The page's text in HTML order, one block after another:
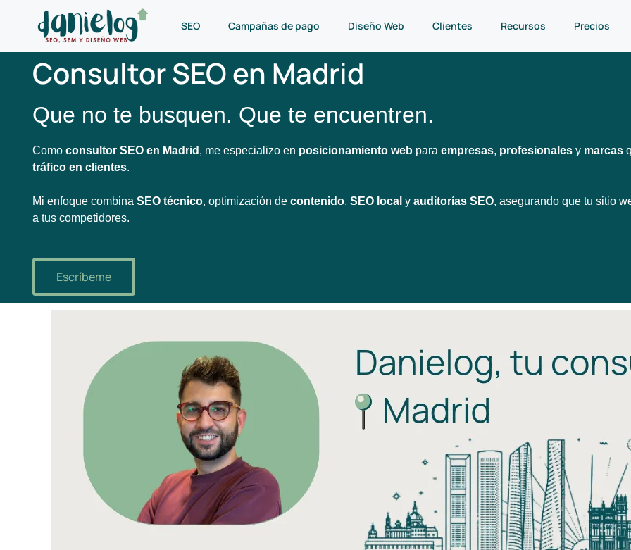
SEO Campañas de pago Diseño Web Clientes Recursos Precios
Consultor SEO en Madrid
Que no te busquen. Que te encuentren.
Como consultor SEO en Madrid , me especializo en posicionamiento web para empresas, profesionales y marcas
tráfico en clientes.
Mi enfoque combina SEO técnico, optimización de contenido, SEO local y auditorías SEO, asegurando que tu sitio
a tus competidores.
Escríbeme